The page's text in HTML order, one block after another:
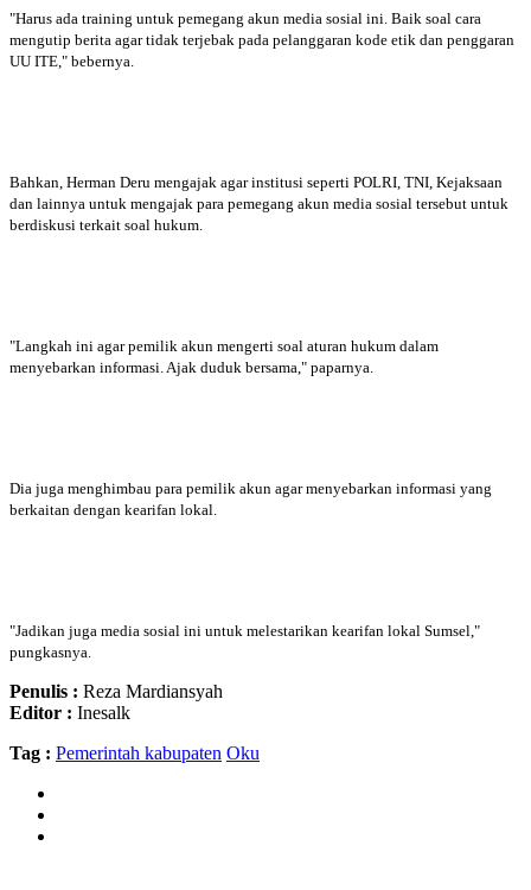
"Harus ada training untuk pemegang akun media sosial ini. Baik soal cara
mengutip berita agar tidak terjebak pada pelanggaran kode etik dan penggaran
UU ITE," bebernya.
Bahkan, Herman Deru mengajak agar institusi seperti POLRI, TNI, Kejaksaan
dan lainnya untuk mengajak para pemegang akun media sosial tersebut untuk
berdiskusi terkait soal hukum.
"Langkah ini agar pemilik akun mengerti soal aturan hukum dalam
menyebarkan informasi. Ajak duduk bersama," paparnya.
Dia juga menghimbau para pemilik akun agar menyebarkan informasi yang
berkaitan dengan kearifan lokal.
"Jadikan juga media sosial ini untuk melestarikan kearifan lokal Sumsel,"
pungkasnya.
Penulis : Reza Mardiansyah
Editor : Inesalk
Tag : Pemerintah kabupaten Oku